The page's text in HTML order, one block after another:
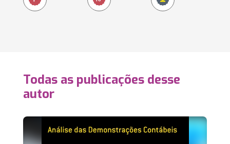
Todas as publicações desse
autor